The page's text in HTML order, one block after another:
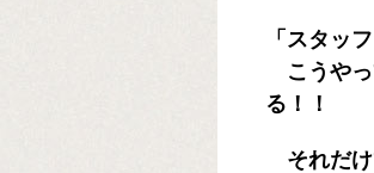
「スタッ
こうやっ
る！！
それだけ